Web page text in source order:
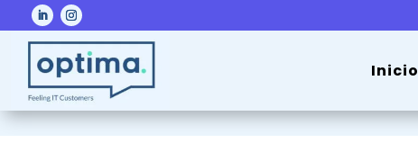
Inicio